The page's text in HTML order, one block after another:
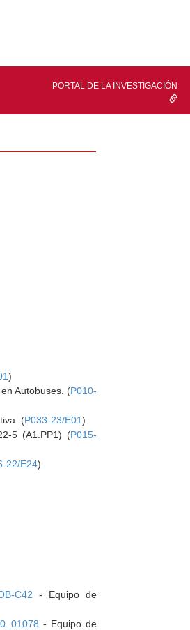
PORTAL DE LA INVESTIGACIÓN
)
Autobuses. (P010-
(P033-23/E01)
5 (A1.PP1) (P015-
22/E24)
C42 - Equipo de
- Equipo de